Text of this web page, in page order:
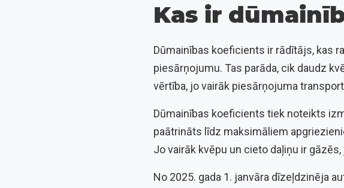
Kas ir
Dūmainības koeficients ir rādītājs, kas
piesārņojumu. Tas parāda, cik daudz
vērtība, jo vairāk piesārņojuma
Dūmainības koeficients tiek noteikts
paātrināts līdz maksimāliem
Jo vairāk kvēpu un cieto daļiņu ir
No 2025. gada 1. janvāra dīzeļdzinēja